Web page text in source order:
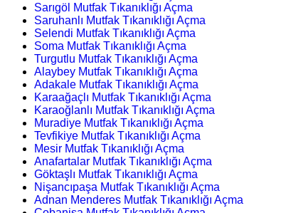
Sarıgöl Mutfak Tıkanıklığı Açma
Saruhanlı Mutfak Tıkanıklığı Açma
Selendi Mutfak Tıkanıklığı Açma
Soma Mutfak Tıkanıklığı Açma
Turgutlu Mutfak Tıkanıklığı Açma
Alaybey Mutfak Tıkanıklığı Açma
Adakale Mutfak Tıkanıklığı Açma
Karaağaçlı Mutfak Tıkanıklığı Açma
Karaoğlanlı Mutfak Tıkanıklığı Açma
Muradiye Mutfak Tıkanıklığı Açma
Tevfikiye Mutfak Tıkanıklığı Açma
Mesir Mutfak Tıkanıklığı Açma
Anafartalar Mutfak Tıkanıklığı Açma
Göktaşlı Mutfak Tıkanıklığı Açma
Nişancıpaşa Mutfak Tıkanıklığı Açma
Adnan Menderes Mutfak Tıkanıklığı Açma